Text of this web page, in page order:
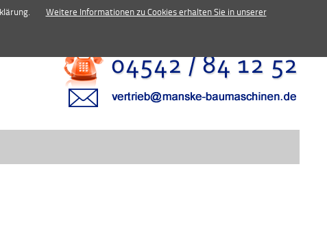
Weitere Informationen zu Cookies erhalten Sie in unserer